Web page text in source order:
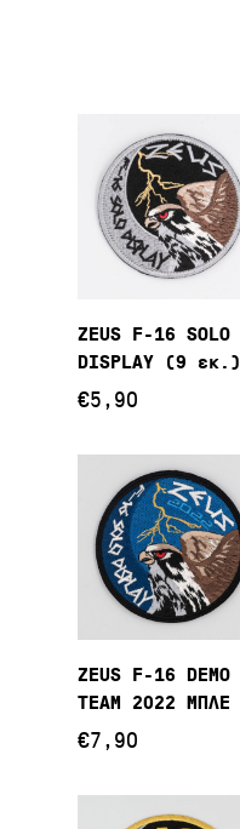
Προσθήκη Στο
Καλάθι
ZEUS F-16 SOLO
DISPLAY (9 εκ.)
€5,90
Διαβάστε
Περισσότερα
ZEUS F-16 DEMO
TEAM 2022 ΜΠΛΕ
€7,90